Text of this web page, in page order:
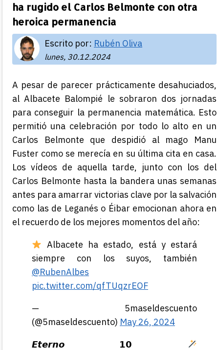
ha rugido el Carlos Belmonte con otra
heroica permanencia
Escrito por: Rubén Oliva
lunes, 30.12.2024
A pesar de parecer prácticamente desahuciados,
al Albacete Balompié le sobraron dos jornadas
para conseguir la permanencia matemática. Esto
permitió una celebración por todo lo alto en un
Carlos Belmonte que despidió al mago Manu
Fuster como se merecía en su última cita en casa.
Los vídeos de aquella tarde, junto con los del
Carlos Belmonte hasta la bandera unas semanas
antes para amarrar victorias clave por la salvación
como las de Leganés o Éibar emocionan ahora en
el recuerdo de los mejores momentos del año:
Albacete ha estado, está y estará
siempre con los suyos, también
@RubenAlbes
pic.twitter.com/qfTUqzrEOF
— 5maseldescuento
(@5maseldescuento) May 26, 2024
𝙀𝙩𝙚𝙧𝙣𝙤 𝟭𝟬